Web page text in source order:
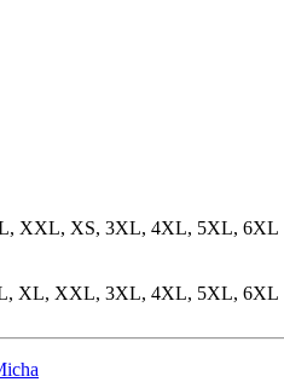
XXL, XS, 3XL, 4XL, 5XL, 6XL
XL, XXL, 3XL, 4XL, 5XL, 6XL